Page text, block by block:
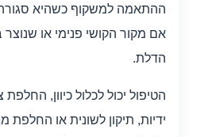
ההתאמה למשקוף כשהיא
אם מקור הקושי פנימי או
הדלת.
הטיפול יכול לכלול כיוון,
ידיות, תיקון לשונית או החלפת